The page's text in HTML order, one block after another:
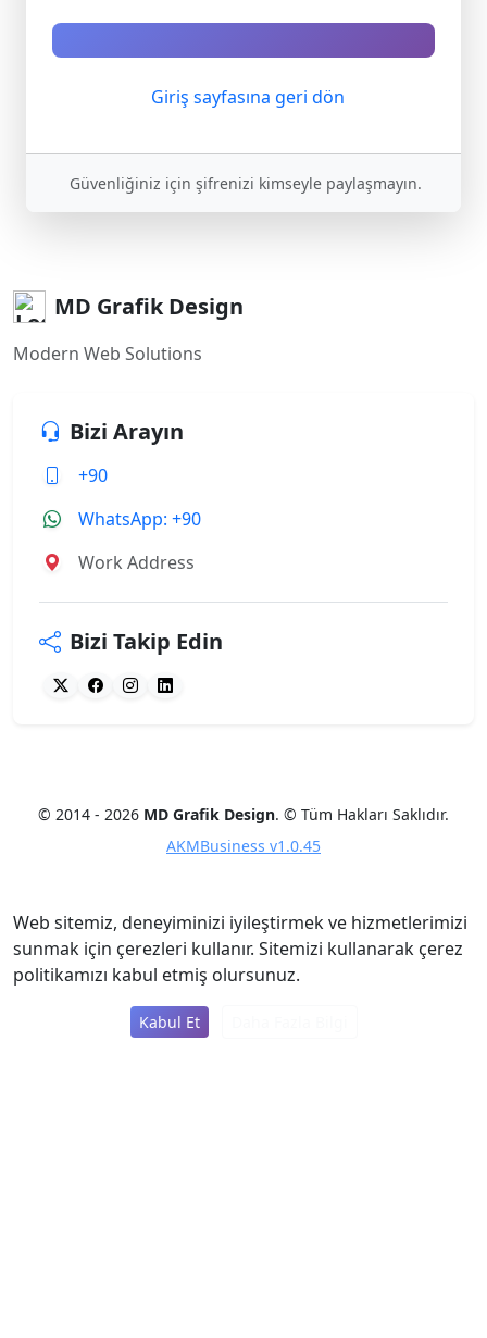
Giriş sayfasına geri dön
Güvenliğiniz için şifrenizi kimseyle paylaşmayın.
MD Grafik Design
Modern Web Solutions
Bizi Arayın
+90
WhatsApp: +90
Work Address
Bizi Takip Edin
© 2014 - 2026 MD Grafik Design. © Tüm Hakları Saklıdır.
AKMBusiness v1.0.45
Web sitemiz, deneyiminizi iyileştirmek ve hizmetlerimizi
sunmak için çerezleri kullanır. Sitemizi kullanarak çerez
politikamızı kabul etmiş olursunuz.
Kabul Et